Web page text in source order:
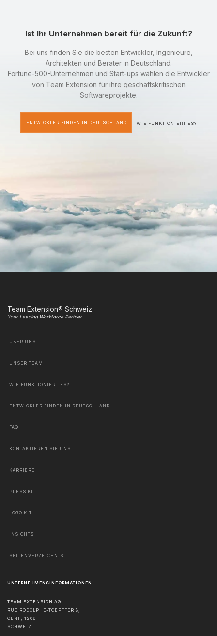
Ist Ihr Unternehmen bereit für die Zukunft?
Bei uns finden Sie die besten Entwickler, Ingenieure,
Architekten und Berater in Deutschland.
Fortune-500-Unternehmen und Start-ups wählen die Entwickler
von Team Extension für ihre geschäftskritischen
Softwareprojekte.
ENTWICKLER FINDEN IN DEUTSCHLAND WIE FUNKTIONIERT ES?
Team Extension® Schweiz
Your Leading Workforce Partner
ÜBER UNS
UNSER TEAM
WIE FUNKTIONIERT ES?
ENTWICKLER FINDEN IN DEUTSCHLAND
FAQ
KONTAKTIEREN SIE UNS
KARRIERE
PRESS KIT
LOGO KIT
INSIGHTS
SEITENVERZEICHNIS
UNTERNEHMENSINFORMATIONEN
TEAM EXTENSION AG
RUE RODOLPHE-TOEPFFER 8,
GENF, 1206
SCHWEIZ